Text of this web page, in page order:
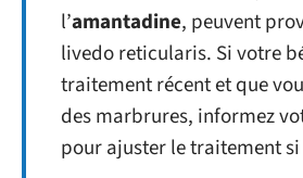
l’amantadine, peuvent
livedo reticularis. Si votre
traitement récent et que
des marbrures, informez
pour ajuster le traitement si